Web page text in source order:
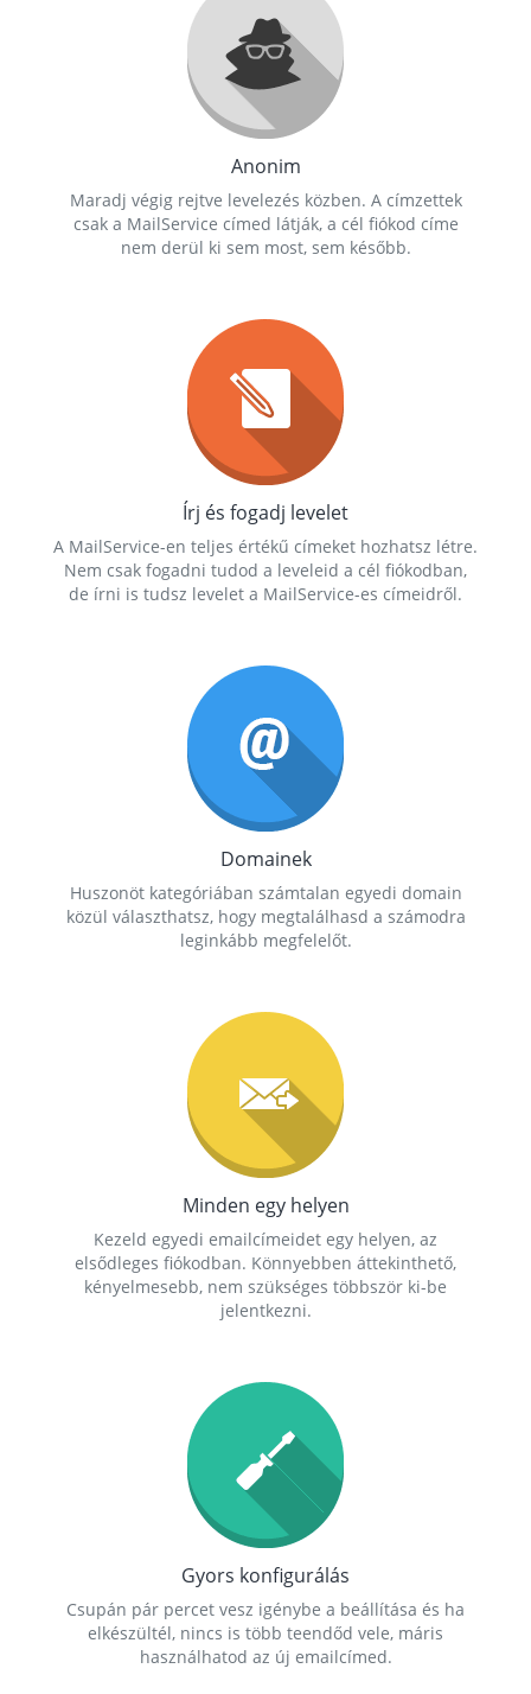
Anonim
Maradj végig rejtve levelezés közben. A címzettek
csak a MailService címed látják, a cél fiókod címe
nem derül ki sem most, sem később.
Írj és fogadj levelet
A MailService-en teljes értékű címeket hozhatsz létre.
Nem csak fogadni tudod a leveleid a cél fiókodban,
de írni is tudsz levelet a MailService-es címeidről.
Domainek
Huszonöt kategóriában számtalan egyedi domain
közül választhatsz, hogy megtalálhasd a számodra
leginkább megfelelőt.
Minden egy helyen
Kezeld egyedi emailcímeidet egy helyen, az
elsődleges fiókodban. Könnyebben áttekinthető,
kényelmesebb, nem szükséges többször ki-be
jelentkezni.
Gyors konfigurálás
Csupán pár percet vesz igénybe a beállítása és ha
elkészültél, nincs is több teendőd vele, máris
használhatod az új emailcímed.